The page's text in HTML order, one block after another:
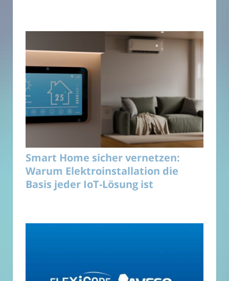
Smart Home sicher vernetzen:
Warum Elektroinstallation die
Basis jeder IoT-Lösung ist